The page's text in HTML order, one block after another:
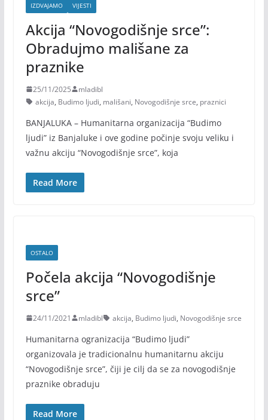
IZDVAJAMO VIJESTI
Akcija “Novogodišnje srce”:
Obradujmo mališane za
praznike
25/11/2025
mladibl
akcija, Budimo ljudi, mališani, Novogodišnje srce, praznici
BANJALUKA – Humanitarna organizacija “Budimo
ljudi” iz Banjaluke i ove godine počinje svoju veliku i
važnu akciju “Novogodišnje srce”, koja
Read More
OSTALO
Počela akcija “Novogodišnje
srce”
24/11/2021 mladibl akcija, Budimo ljudi, Novogodišnje srce
Humanitarna ogranizacija “Budimo ljudi”
organizovala je tradicionalnu humanitarnu akciju
“Novogodišnje srce”, čiji je cilj da se za novogodišnje
praznike obraduju
Read More